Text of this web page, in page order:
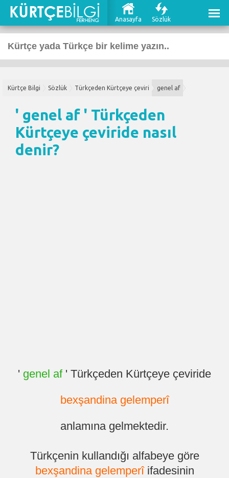
Anasayfa Sözlük
Kürtçe Bilgi Sözlük Türkçeden Kürtçeye çeviri genel af
' genel af ' Türkçeden
Kürtçeye çeviride nasıl
denir?
' genel af' Türkçeden Kürtçeye çeviride
bexşandina gelemperî
anlamına gelmektedir.
Türkçenin kullandığı alfabeye göre
bexşandina gelemperîifadesinin